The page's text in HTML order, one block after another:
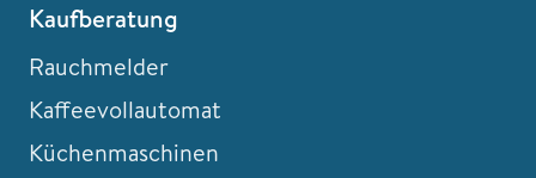
Kaufberatung
Rauchmelder
Kaffeevollautomat
Küchenmaschinen